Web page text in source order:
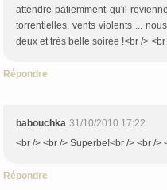
attendre patiemment qu'il
torrentielles, vents violents ...
deux et très belle soirée !<br />
Répondre
babouchka 31/10/2010 17:22
<br /> <br /> Superbe!<br /> <br />
Répondre